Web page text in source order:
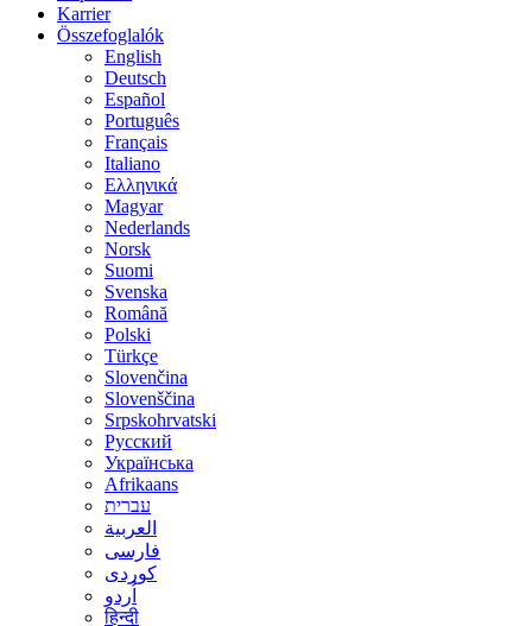
Karrier
Összefoglalók
English
Deutsch
Español
Português
Français
Italiano
Ελληνικά
Magyar
Nederlands
Norsk
Suomi
Svenska
Română
Polski
Türkçe
Slovenčina
Slovenščina
Srpskohrvatski
Русский
Українська
Afrikaans
עברית
العربية
فارسی
کوردی
اُردو
हिन्दी